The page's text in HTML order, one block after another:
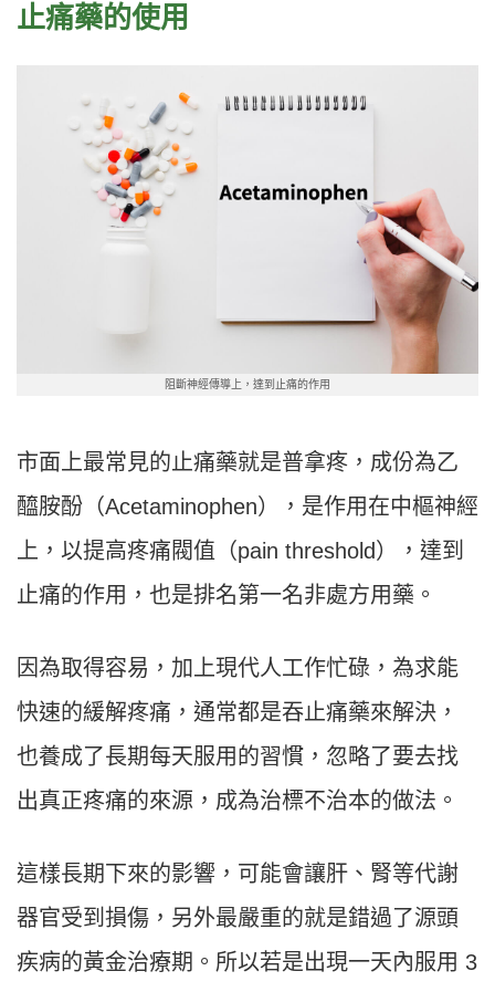
止痛藥的使用
阻斷神經傳導上，達到止痛的作用
市面上最常見的止痛藥就是普拿疼，成份為乙
醯胺酚（Acetaminophen），是作用在中樞神經
上，以提高疼痛閥值（pain threshold），達到
止痛的作用，也是排名第一名非處方用藥。
因為取得容易，加上現代人工作忙碌，為求能
快速的緩解疼痛，通常都是吞止痛藥來解決，
也養成了長期每天服用的習慣，忽略了要去找
出真正疼痛的來源，成為治標不治本的做法。
這樣長期下來的影響，可能會讓肝、腎等代謝
器官受到損傷，另外最嚴重的就是錯過了源頭
疾病的黃金治療期。所以若是出現一天內服用 3